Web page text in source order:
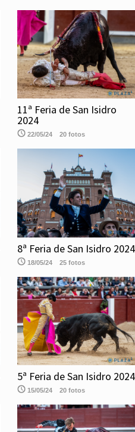
11ª Feria de San Isidro
2024
22/05/24 20 fotos
8ª Feria de San Isidro 2024
18/05/24 25 fotos
5ª Feria de San Isidro 2024
15/05/24 20 fotos